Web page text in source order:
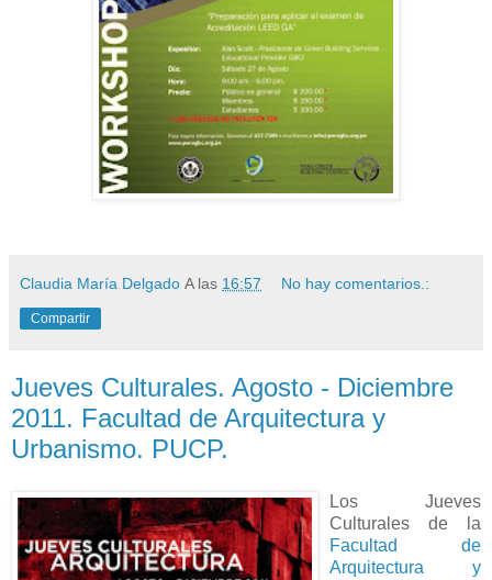
Claudia María Delgado A las 16:57 No hay comentarios.:
Compartir
Jueves Culturales. Agosto - Diciembre
2011. Facultad de Arquitectura y
Urbanismo. PUCP.
Los Jueves
Culturales de la
Facultad de
Arquitectura y